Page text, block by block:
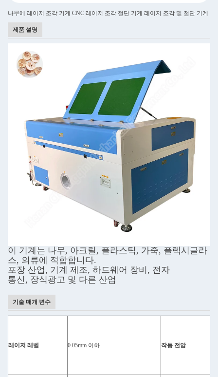
나무에 레이저 조각 기계 CNC 레이저 조각 절단 기계 레이저 조각 및 절단 기계
제품 설명
이 기계는 나무, 아크릴, 플라스틱, 가죽, 플렉시글라
스, 의류에 적합합니다.
포장 산업, 기계 제조, 하드웨어 장비, 전자
통신, 장식광고 및 다른 산업
기술 매개 변수
레이저 레벨 0.05mm 이하 작동 전압